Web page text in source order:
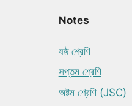
Notes
ষষ্ঠ শ্রেণি
সপ্তম শ্রেণি
অষ্টম শ্রেণি (JSC)